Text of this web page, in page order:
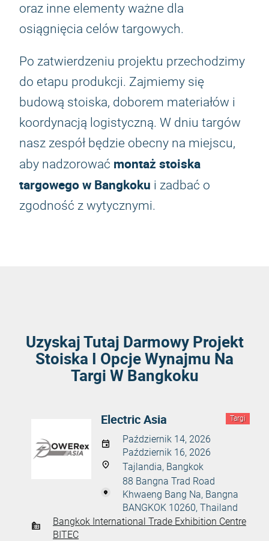
oraz inne elementy ważne dla
osiągnięcia celów targowych.
Po zatwierdzeniu projektu przechodzimy
do etapu produkcji. Zajmiemy się
budową stoiska, doborem materiałów i
koordynacją logistyczną. W dniu targów
nasz zespół będzie obecny na miejscu,
aby nadzorować montaż stoiska
targowego w Bangkoku i zadbać o
zgodność z wytycznymi.
Uzyskaj Tutaj Darmowy Projekt
Stoiska I Opcje Wynajmu Na
Targi W Bangkoku
Targi
Electric Asia
Październik 14, 2026
Październik 16, 2026
Tajlandia, Bangkok
88 Bangna Trad Road
Khwaeng Bang Na, Bangna
BANGKOK 10260, Thailand
Bangkok International Trade Exhibition Centre
BITEC